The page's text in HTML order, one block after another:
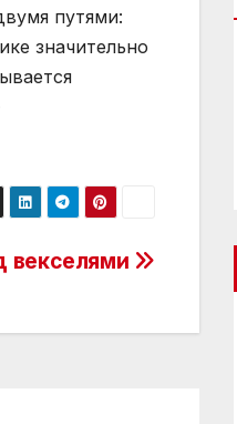
путями:
значительно
векселями